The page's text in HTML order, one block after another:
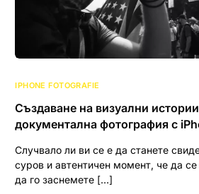
IPHONE FOTOGRAFIE
Създаване на визуални
документална фотография с
Случвало ли ви се е да станете
суров и автентичен момент, че да
да го заснемете […]